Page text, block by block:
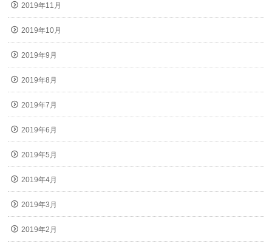
2019年11月
2019年10月
2019年9月
2019年8月
2019年7月
2019年6月
2019年5月
2019年4月
2019年3月
2019年2月